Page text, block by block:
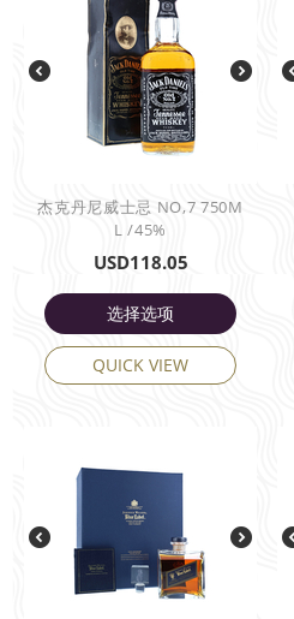
杰克丹尼威士忌 NO,7 750M
L /45%
USD118.05
选择选项
QUICK VIEW